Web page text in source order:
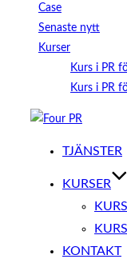
Case
Senaste nytt
Kurser
Kurs i PR
Kurs i PR
Hoppa
TJÄNSTER
KURSER
KONTAKT